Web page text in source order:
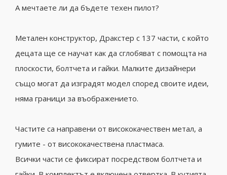
А мечтаете ли да бъдете техен пилот?
Метален конструктор, Дракстер с 137 части, с който
децата ще се научат как да сглобяват с помощта на
плоскости, болтчета и гайки. Малките дизайнери
също могат да изградят модел според своите идеи,
няма граници за въображението.
Частите са направени от висококачeствен метал, а
гумите - от висококачествена пластмаса.
Всички части се фиксират посредством болтчета и